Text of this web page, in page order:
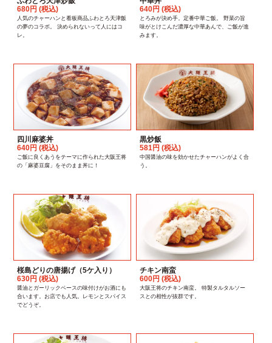
680円 (税込)
人気のチャーハンと看板商品ふわとろ天津飯
の夢のコラボ。 決められないって人にはコ
レ。
640円 (税込)
とろみが決め手。定番中華ご飯。 野菜の旨
味がとけこんだ濃厚な中華あんで、ご飯が進
みます。
四川麻婆丼
640円 (税込)
ご飯に良くあうをテーマに作られた大阪王将
の「麻婆豆腐」をそのまま丼に！
黒炒飯
581円 (税込)
中国醤油の味を効かせたチャーハンがよく合
う。
桜島どりの唐揚げ（5ケ入り）
630円 (税込)
醤油とガーリックベースの味付けがお酒にも
合います。お店でも人気。レモンとスパイス
でどうぞ。
チキン南蛮
600円 (税込)
大阪王将のチキン南蛮。 特製タルタルソー
スとの相性が抜群です。